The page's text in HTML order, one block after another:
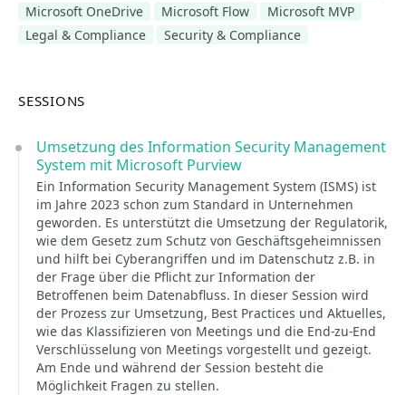
Microsoft OneDrive
Microsoft Flow
Microsoft MVP
Legal & Compliance
Security & Compliance
SESSIONS
Umsetzung des Information Security Management
System mit Microsoft Purview
Ein Information Security Management System (ISMS) ist
im Jahre 2023 schon zum Standard in Unternehmen
geworden. Es unterstützt die Umsetzung der Regulatorik,
wie dem Gesetz zum Schutz von Geschäftsgeheimnissen
und hilft bei Cyberangriffen und im Datenschutz z.B. in
der Frage über die Pflicht zur Information der
Betroffenen beim Datenabfluss. In dieser Session wird
der Prozess zur Umsetzung, Best Practices und Aktuelles,
wie das Klassifizieren von Meetings und die End-zu-End
Verschlüsselung von Meetings vorgestellt und gezeigt.
Am Ende und während der Session besteht die
Möglichkeit Fragen zu stellen.